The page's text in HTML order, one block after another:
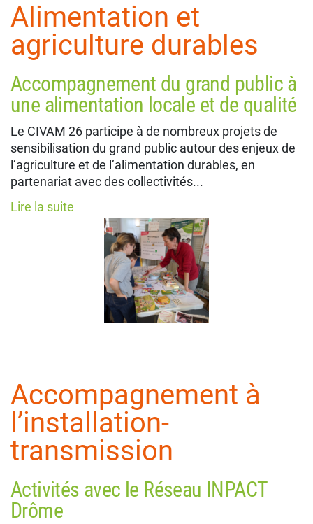
Alimentation et
agriculture durables
Accompagnement du grand public à
une alimentation locale et de qualité
Le CIVAM 26 participe à de nombreux projets de
sensibilisation du grand public autour des enjeux de
l’agriculture et de l’alimentation durables, en
partenariat avec des collectivités...
Lire la suite
Accompagnement à
l’installation-
transmission
Activités avec le Réseau INPACT
Drôme